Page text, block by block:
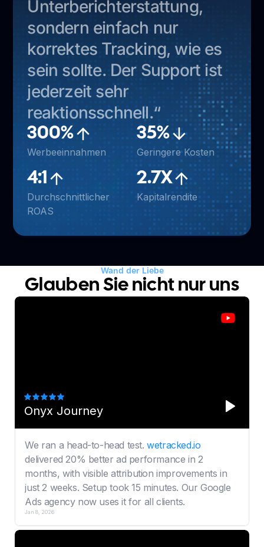
Unterberichterstattung,
sondern einfach nur
korrektes Tracking, wie es
sein sollte. Der Support ist
jederzeit sehr
reaktionsschnell.“
300%
Werbeeinnahmen
35%
Geringere Kosten
4:1
Durchschnittlicher
ROAS
2.7X
Kapitalrendite
Wand der Liebe
Glauben Sie nicht nur uns